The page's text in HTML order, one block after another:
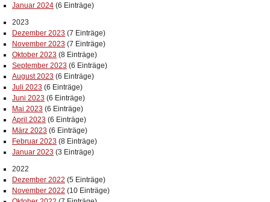
Januar 2024 (6 Einträge)
2023
Dezember 2023 (7 Einträge)
November 2023 (7 Einträge)
Oktober 2023 (8 Einträge)
September 2023 (6 Einträge)
August 2023 (6 Einträge)
Juli 2023 (6 Einträge)
Juni 2023 (6 Einträge)
Mai 2023 (6 Einträge)
April 2023 (6 Einträge)
März 2023 (6 Einträge)
Februar 2023 (8 Einträge)
Januar 2023 (3 Einträge)
2022
Dezember 2022 (5 Einträge)
November 2022 (10 Einträge)